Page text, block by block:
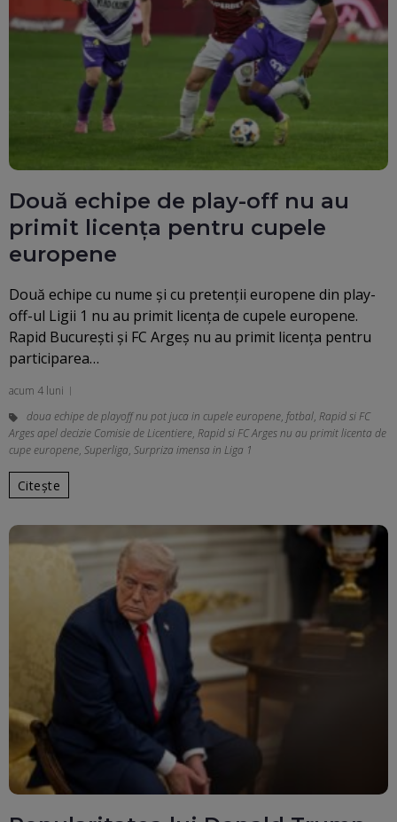
Două echipe de play-off nu au
primit licența pentru cupele
europene
Două echipe cu nume și cu pretenții europene din play-
off-ul Ligii 1 nu au primit licența de cupele europene.
Rapid București și FC Argeș nu au primit licența pentru
participarea…
acum 4 luni
doua echipe de playoff nu pot juca in cupele europene, fotbal, Rapid si FC
Arges apel decizie Comisie de Licentiere, Rapid si FC Arges nu au primit licenta de
cupe europene, Superliga, Surpriza imensa in Liga 1
Citește